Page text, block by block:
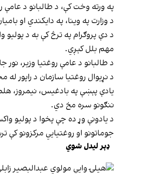
په ورته وخت کې، د طالبانو د عامې
د وزارت په وینا، په دایکندي او
مهم بلل کېږي.
د طالبانو د عامې روغتیا وزیر،
د نړیوال روغتیا سازمان د راپور له مخې، په ۲۰۲۴کال کې د پولیو ۲۵مثبتې پېښې ثبت شوې وې، خو په ۲۰۲۵کال کې دا شمېر ۹ته راکم
یادې پېښې په بادغیس، نیمروز،
ننګونو سره مخ دي.
د یادونې وړ ده چې پخوا د پولیو
جوماتونو او روغتیايي مرکزونو کې
ډېر لیدل شوي